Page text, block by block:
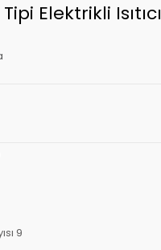
Elektrikli Isıtıcı
9